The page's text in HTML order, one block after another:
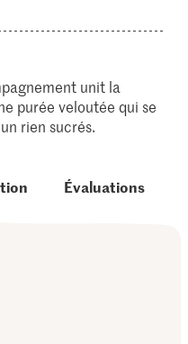
unit la
purée veloutée qui se
rien sucrés.
Évaluations